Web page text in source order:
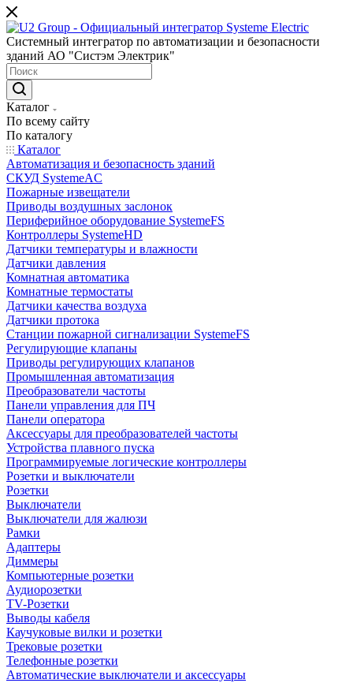
Системный интегратор по автоматизации и безопасности
зданий АО "Систэм Электрик"
Каталог
По всему сайту
По каталогу
Каталог
Автоматизация и безопасность зданий
СКУД SystemeAC
Пожарные извещатели
Приводы воздушных заслонок
Периферийное оборудование SystemeFS
Контроллеры SystemeHD
Датчики температуры и влажности
Датчики давления
Комнатная автоматика
Комнатные термостаты
Датчики качества воздуха
Датчики протока
Станции пожарной сигнализации SystemeFS
Регулирующие клапаны
Приводы регулирующих клапанов
Промышленная автоматизация
Преобразователи частоты
Панели управления для ПЧ
Панели оператора
Аксессуары для преобразователей частоты
Устройства плавного пуска
Программируемые логические контроллеры
Розетки и выключатели
Розетки
Выключатели
Выключатели для жалюзи
Рамки
Адаптеры
Диммеры
Компьютерные розетки
Аудиорозетки
TV-Розетки
Выводы кабеля
Каучуковые вилки и розетки
Трековые розетки
Телефонные розетки
Автоматические выключатели и аксессуары